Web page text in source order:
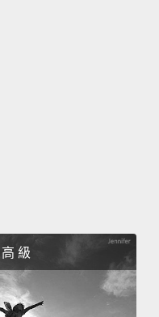
對啊，真的!不過如果
What? We included a
guess, twin bunny
高 級